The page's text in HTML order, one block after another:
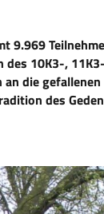
9.969
des 10K3-,
die gefallenen
des